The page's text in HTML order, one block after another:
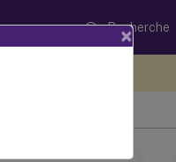
Recherche
×